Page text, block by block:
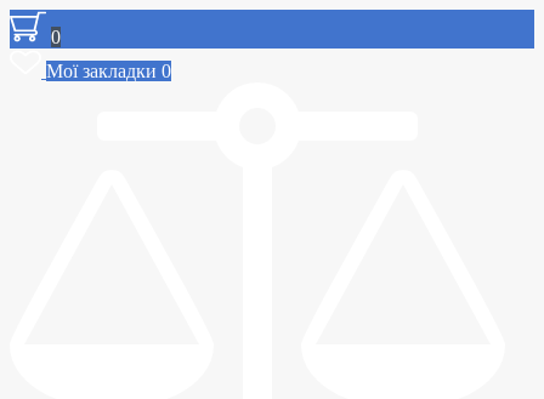
0
Мої закладки 0